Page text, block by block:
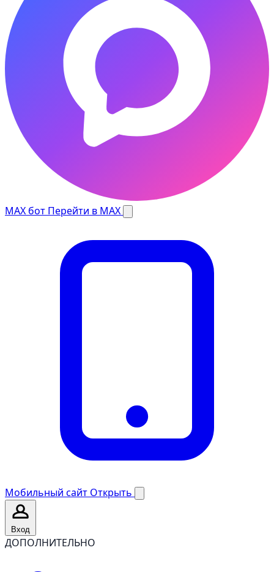
MAX бот Перейти в MAX
Мобильный сайт Открыть
Вход
ДОПОЛНИТЕЛЬНО